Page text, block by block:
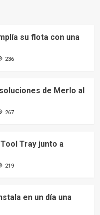
su flota con una
236
de Merlo al
267
Tray junto a
219
en un día una